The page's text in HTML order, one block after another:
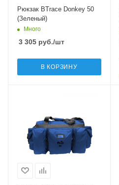
Рюкзак BTrace Donkey 50
(Зеленый)
Много
3 305 руб./шт
В КОРЗИНУ